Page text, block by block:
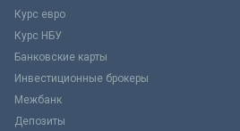
Курс евро
Курс НБУ
Банковские карты
Инвестиционные брокеры
Межбанк
Депозиты